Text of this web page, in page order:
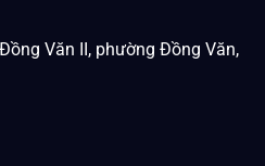
Văn II, phường Đồng Văn,